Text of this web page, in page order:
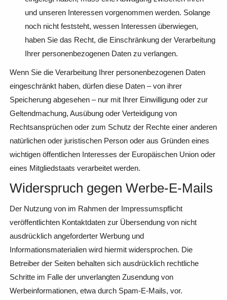
und unseren Interessen vorgenommen werden. Solange
noch nicht feststeht, wessen Interessen überwiegen,
haben Sie das Recht, die Einschränkung der Verarbeitung
Ihrer personenbezogenen Daten zu verlangen.
Wenn Sie die Verarbeitung Ihrer personenbezogenen Daten
eingeschränkt haben, dürfen diese Daten – von ihrer
Speicherung abgesehen – nur mit Ihrer Einwilligung oder zur
Geltendmachung, Ausübung oder Verteidigung von
Rechtsansprüchen oder zum Schutz der Rechte einer anderen
natürlichen oder juristischen Person oder aus Gründen eines
wichtigen öffentlichen Interesses der Europäischen Union oder
eines Mitgliedstaats verarbeitet werden.
Widerspruch gegen Werbe-E-Mails
Der Nutzung von im Rahmen der Impressumspflicht
veröffentlichten Kontaktdaten zur Übersendung von nicht
ausdrücklich angeforderter Werbung und
Informationsmaterialien wird hiermit widersprochen. Die
Betreiber der Seiten behalten sich ausdrücklich rechtliche
Schritte im Falle der unverlangten Zusendung von
Werbeinformationen, etwa durch Spam-E-Mails, vor.